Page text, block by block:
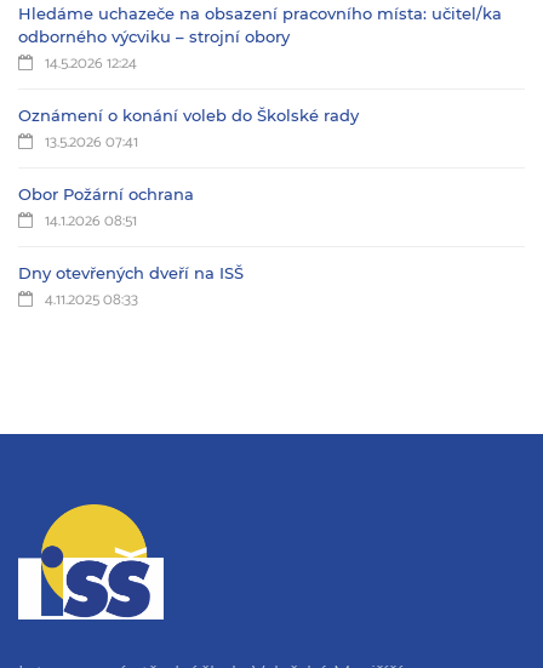
Hledáme uchazeče na obsazení pracovního místa: učitel/ka
odborného výcviku – strojní obory
14.5.2026 12:24
Oznámení o konání voleb do Školské rady
13.5.2026 07:41
Obor Požární ochrana
14.1.2026 08:51
Dny otevřených dveří na ISŠ
4.11.2025 08:33